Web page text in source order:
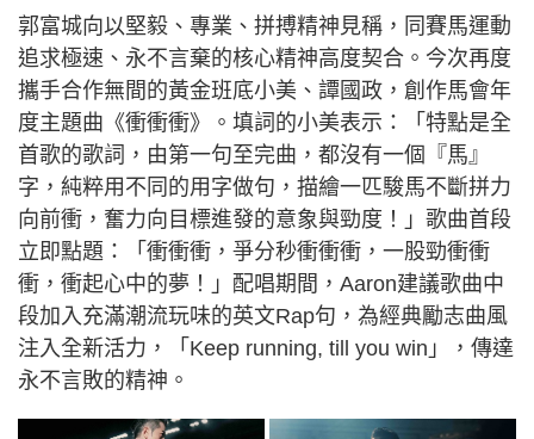
郭富城向以堅毅、專業、拼搏精神見稱，同賽馬運動
追求極速、永不言棄的核心精神高度契合。今次再度
攜手合作無間的黃金班底小美、譚國政，創作馬會年
度主題曲《衝衝衝》。填詞的小美表示：「特點是全
首歌的歌詞，由第一句至完曲，都沒有一個『馬』
字，純粹用不同的用字做句，描繪一匹駿馬不斷拼力
向前衝，奮力向目標進發的意象與勁度！」歌曲首段
立即點題：「衝衝衝，爭分秒衝衝衝，一股勁衝衝
衝，衝起心中的夢！」配唱期間，Aaron建議歌曲中
段加入充滿潮流玩味的英文Rap句，為經典勵志曲風
注入全新活力，「Keep running, till you win」，傳達
永不言敗的精神。